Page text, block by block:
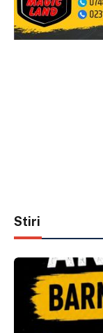
Stiri